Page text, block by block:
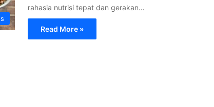
rahasia nutrisi tepat dan gerakan…
Read More »